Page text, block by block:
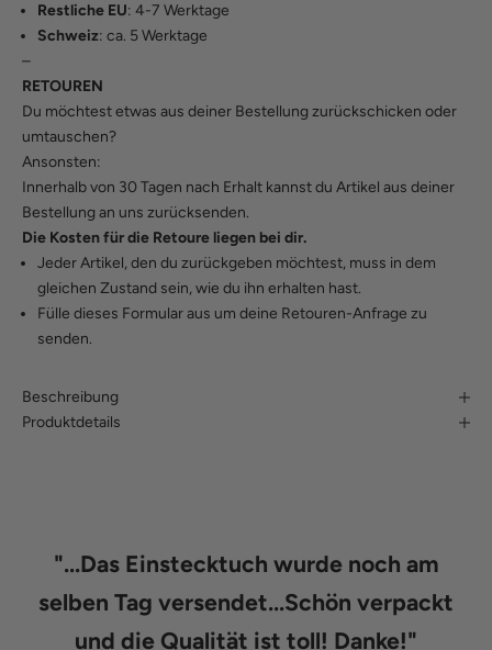
Restliche EU: 4-7 Werktage
Schweiz: ca. 5 Werktage
–
RETOUREN
Du möchtest etwas aus deiner Bestellung zurückschicken oder
umtauschen?
Ansonsten:
Innerhalb von 30 Tagen nach Erhalt kannst du Artikel aus deiner
Bestellung an uns zurücksenden.
Die Kosten für die Retoure liegen bei dir.
Jeder Artikel, den du zurückgeben möchtest, muss in dem
gleichen Zustand sein, wie du ihn erhalten hast.
Fülle dieses Formularaus um deine Retouren-Anfrage zu
senden.
Beschreibung
Produktdetails
"...Das Einstecktuch wurde noch am
selben Tag versendet...Schön verpackt
und die Qualität ist toll! Danke!"